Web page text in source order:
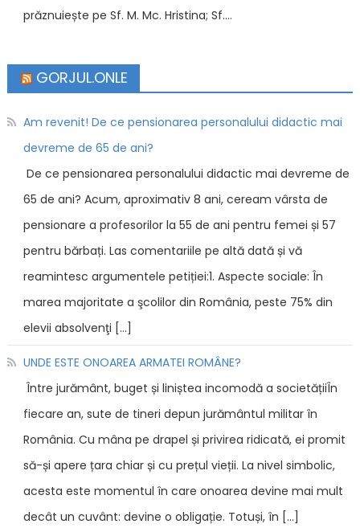
prăznuiește pe Sf. M. Mc. Hristina; Sf....
GORJUL.ONLE
Am revenit! De ce pensionarea personalului didactic mai
devreme de 65 de ani?
De ce pensionarea personalului didactic mai devreme de
65 de ani? Acum, aproximativ 8 ani, ceream vârsta de
pensionare a profesorilor la 55 de ani pentru femei și 57
pentru bărbați. Las comentariile pe altă dată și vă
reamintesc argumentele petiției:1. Aspecte sociale: În
marea majoritate a şcolilor din România, peste 75% din
elevii absolvenţi […]
UNDE ESTE ONOAREA ARMATEI ROMÂNE?
Între jurământ, buget și liniștea incomodă a societățiiÎn
fiecare an, sute de tineri depun jurământul militar în
România. Cu mâna pe drapel și privirea ridicată, ei promit
să-și apere țara chiar și cu prețul vieții. La nivel simbolic,
acesta este momentul în care onoarea devine mai mult
decât un cuvânt: devine o obligație. Totuși, în […]